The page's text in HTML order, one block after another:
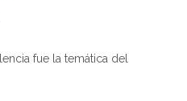
fue la temática del